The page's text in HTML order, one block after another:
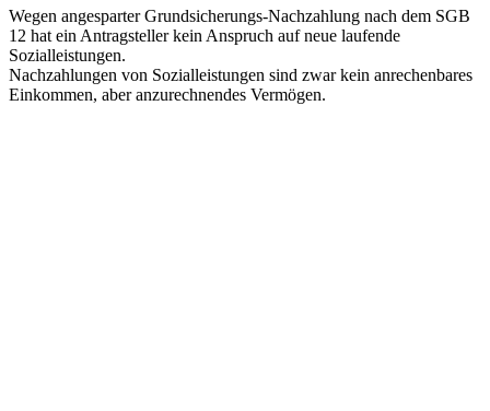
Wegen angesparter Grundsicherungs-Nachzahlung nach dem SGB
12 hat ein Antragsteller kein Anspruch auf neue laufende
Sozialleistungen.
Nachzahlungen von Sozialleistungen sind zwar kein anrechenbares
Einkommen, aber anzurechnendes Vermögen.